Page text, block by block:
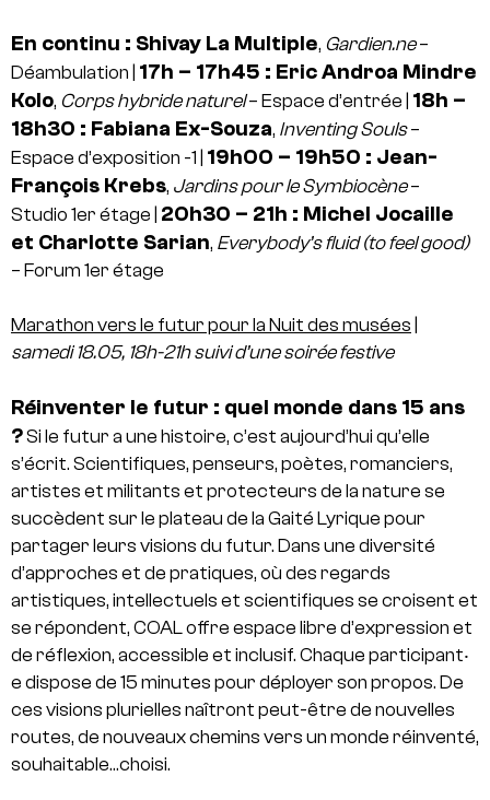
En continu : Shivay La Multiple, Gardien.ne–
Déambulation | 17h – 17h45 : Eric Androa Mindre
Kolo, Corps hybride naturel– Espace d’entrée | 18h –
18h30 : Fabiana Ex-Souza, Inventing Souls–
Espace d’exposition -1 | 19h00 – 19h50 : Jean-
François Krebs, Jardins pour le Symbiocène–
Studio 1er étage | 20h30 – 21h : Michel Jocaille
et Charlotte Sarian, Everybody’s fluid (to feel good)
– Forum 1er étage
Marathon vers le futur pour la Nuit des musées
samedi 18.05, 18h-21h suivi d’une soirée festive
Réinventer le futur : quel monde dans 15 ans
?Si le futur a une histoire, c’est aujourd’hui qu’elle
s’écrit. Scientifiques, penseurs, poètes, romanciers,
artistes et militants et protecteurs de la nature se
succèdent sur le plateau de la Gaité Lyrique pour
partager leurs visions du futur. Dans une diversité
d’approches et de pratiques, où des regards
artistiques, intellectuels et scientifiques se croisent et
se répondent, COAL offre espace libre d’expression et
de réflexion, accessible et inclusif. Chaque participant‧
e dispose de 15 minutes pour déployer son propos. De
ces visions plurielles naîtront peut-être de nouvelles
routes, de nouveaux chemins vers un monde réinventé,
souhaitable…choisi.